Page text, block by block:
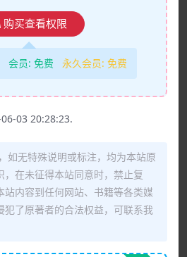
购买查看权限
会员: 免费 永久会员: 免费
03 20:28:23.
如无特殊说明或标注，均为本站原
，在未征得本站同意时，禁止复
内容到任何网站、书籍等各类媒
犯了原著者的合法权益，可联系我